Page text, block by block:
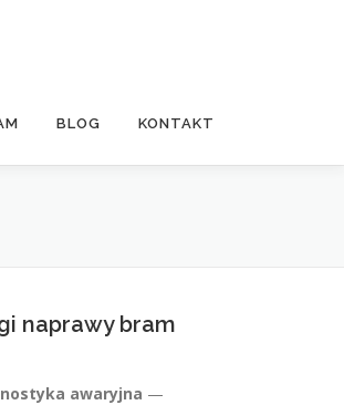
BLOG KONTAKT
naprawy bram
awaryjna —